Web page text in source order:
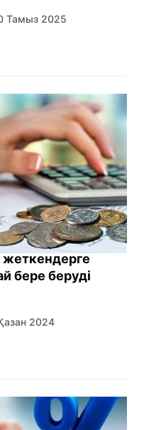
Тамыз 2025
бере беруді
2024